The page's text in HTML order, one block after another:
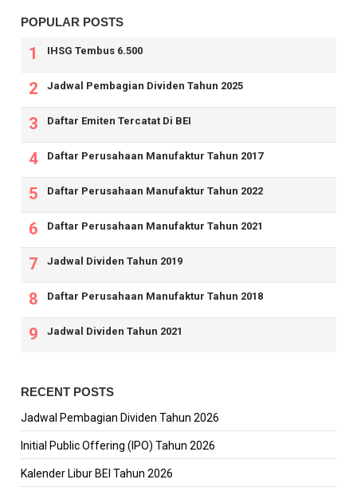
POPULAR POSTS
IHSG Tembus 6.500
Jadwal Pembagian Dividen Tahun 2025
Daftar Emiten Tercatat Di BEI
Daftar Perusahaan Manufaktur Tahun 2017
Daftar Perusahaan Manufaktur Tahun 2022
Daftar Perusahaan Manufaktur Tahun 2021
Jadwal Dividen Tahun 2019
Daftar Perusahaan Manufaktur Tahun 2018
Jadwal Dividen Tahun 2021
RECENT POSTS
Jadwal Pembagian Dividen Tahun 2026
Initial Public Offering (IPO) Tahun 2026
Kalender Libur BEI Tahun 2026